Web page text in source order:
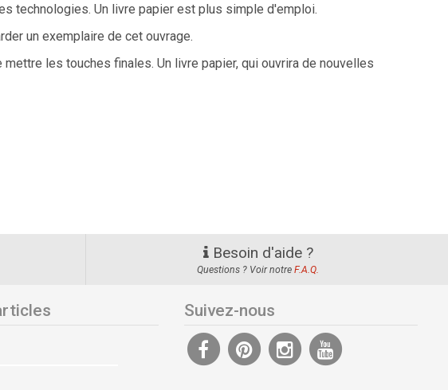
technologies. Un livre papier est plus simple d'emploi.
un exemplaire de cet ouvrage.
les touches finales. Un livre papier, qui ouvrira de nouvelles
Besoin d'aide ?
Questions ? Voir notreF.A.Q.
Suivez-nous